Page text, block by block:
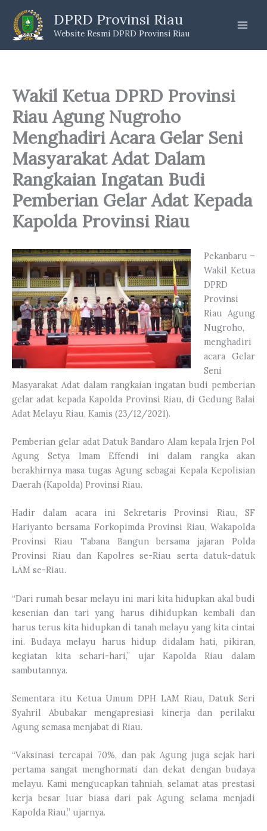
content
DPRD Provinsi Riau
Website Resmi DPRD Provinsi Riau
Wakil Ketua DPRD Provinsi
Riau Agung Nugroho
Menghadiri Acara Gelar Seni
Masyarakat Adat Dalam
Rangkaian Ingatan Budi
Pemberian Gelar Adat Kepada
Kapolda Provinsi Riau
Pekanbaru –
Wakil Ketua
DPRD
Provinsi
Riau Agung
Nugroho,
menghadiri
acara Gelar
Seni
Masyarakat Adat dalam rangkaian ingatan budi pemberian
gelar adat kepada Kapolda Provinsi Riau, di Gedung Balai
Adat Melayu Riau, Kamis (23/12/2021).
Pemberian gelar adat Datuk Bandaro Alam kepala Irjen Pol
Agung Setya Imam Effendi ini dalam rangka akan
berakhirnya masa tugas Agung sebagai Kepala Kepolisian
Daerah (Kapolda) Provinsi Riau.
Hadir dalam acara ini Sekretaris Provinsi Riau, SF
Hariyanto bersama Forkopimda Provinsi Riau, Wakapolda
Provinsi Riau Tabana Bangun bersama jajaran Polda
Provinsi Riau dan Kapolres se-Riau serta datuk-datuk
LAM se-Riau.
“Dari rumah besar melayu ini mari kita hidupkan akal budi
kesenian dan tari yang harus dihidupkan kembali dan
harus terus kita hidupkan di tanah melayu yang kita cintai
ini. Budaya melayu harus hidup didalam hati, pikiran,
kegiatan kita sehari-hari,” ujar Kapolda Riau dalam
sambutannya.
Sementara itu Ketua Umum DPH LAM Riau, Datuk Seri
Syahril Abubakar mengapresiasi kinerja dan perilaku
Agung semasa menjabat di Riau.
“Vaksinasi tercapai 70%, dan pak Agung juga sejak hari
pertama sangat menghormati dan dekat dengan budaya
melayu. Kami mengucapkan tahniah, selamat atas prestasi
kerja besar luar biasa dari pak Agung selama menjadi
Kapolda Riau,” ujarnya.